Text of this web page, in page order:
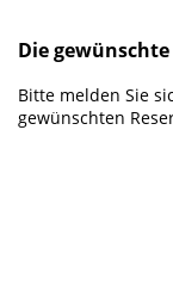
Die
Bitte melden Sie
gewünschten